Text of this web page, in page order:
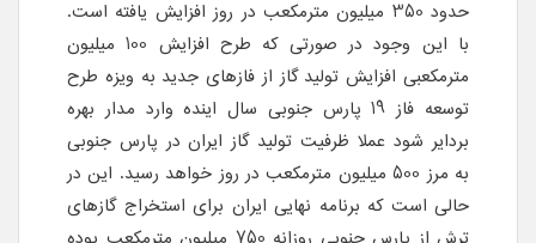
حدود 350 میلیون مترمکعب در روز افزایش یافته است.
با این وجود در صورتی که طرح افزایش 100 میلیون
مترمکعبی افزایش تولید گاز از فازهای جدید به ویزه طرح
توسعه فاز 19 پارس جنوبی سال اینده وارد مدار بهره
بردایر شود عملا ظرفیت تولید گاز ایران در پارس جنوبی
به مرز 500 میلیون مترمکعب در روز خواهد رسید. این در
حالی است که برنامه نهایی ایران برای استخراج گازهای